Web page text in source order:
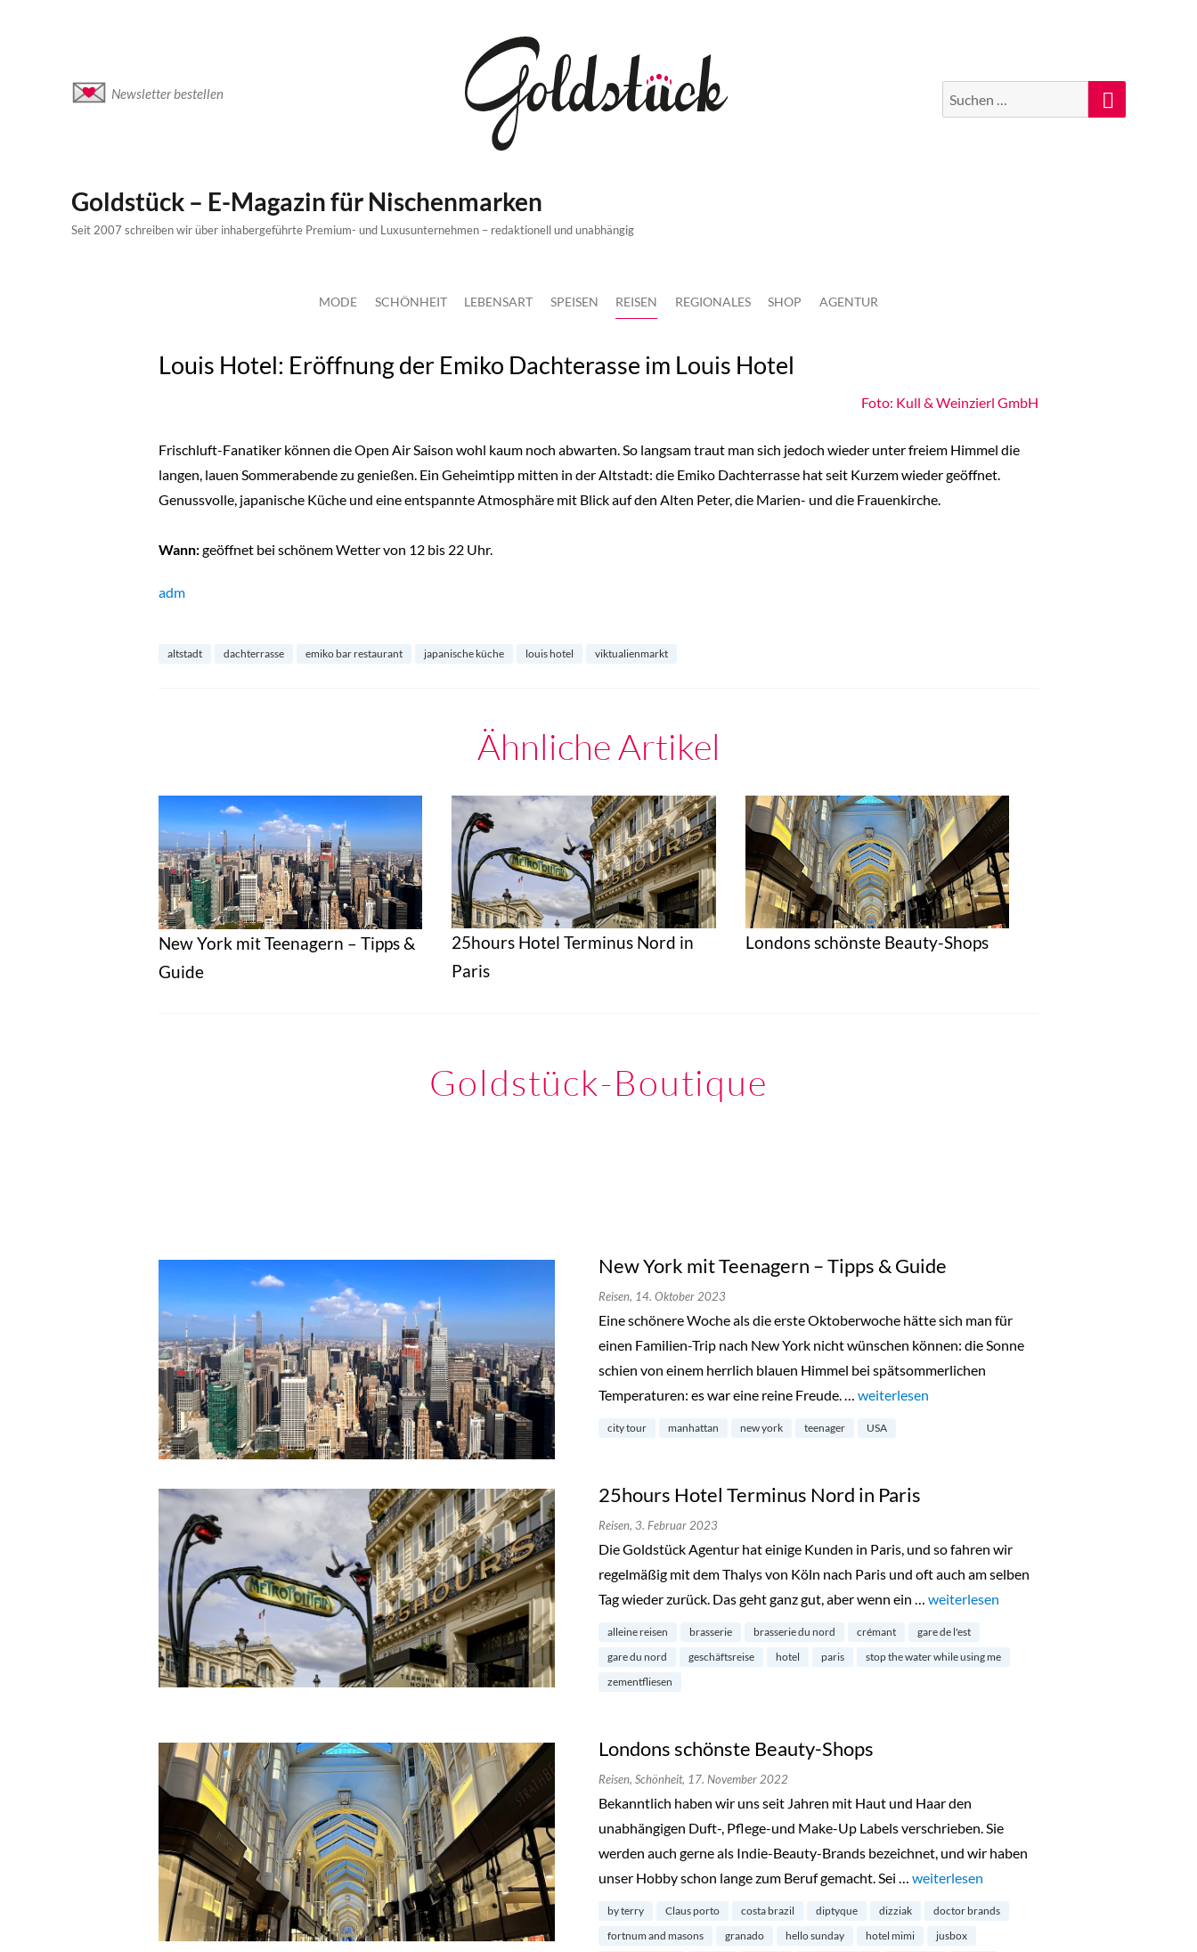
Newsletter bestellen
Suche
nach:
Suchen
Goldstück – E-Magazin für Nischenmarken
Seit 2007 schreiben wir über inhabergeführte Premium- und Luxusunternehmen – redaktionell und unabhängig
MODE SCHÖNHEIT LEBENSART SPEISEN REISEN REGIONALES SHOP AGENTUR
Louis Hotel: Eröffnung der Emiko Dachterasse im Louis Hotel
Foto: Kull & Weinzierl GmbH
Frischluft-Fanatiker können die Open Air Saison wohl kaum noch abwarten. So langsam traut man sich jedoch wieder unter freiem Himmel die
langen, lauen Sommerabende zu genießen. Ein Geheimtipp mitten in der Altstadt: die Emiko Dachterrasse hat seit Kurzem wieder geöffnet.
Genussvolle, japanische Küche und eine entspannte Atmosphäre mit Blick auf den Alten Peter, die Marien- und die Frauenkirche.
Wann:geöffnet bei schönem Wetter von 12 bis 22 Uhr.
adm
altstadt dachterrasse emiko bar restaurant japanische küche louis hotel viktualienmarkt
Ähnliche Artikel
New York mit Teenagern – Tipps &
Guide
25hours Hotel Terminus Nord in
Paris
Londons schönste Beauty-Shops
Goldstück-Boutique
New York mit Teenagern – Tipps & Guide
Reisen, 14. Oktober 2023
Eine schönere Woche als die erste Oktoberwoche hätte sich man für
einen Familien-Trip nach New York nicht wünschen können: die Sonne
schien von einem herrlich blauen Himmel bei spätsommerlichen
Temperaturen: es war eine reine Freude. … „New York mit Teenagern – Tipps & Guide“
weiterlesen
city tour manhattan new york teenager USA
25hours Hotel Terminus Nord in Paris
Reisen, 3. Februar 2023
Die Goldstück Agentur hat einige Kunden in Paris, und so fahren wir
regelmäßig mit dem Thalys von Köln nach Paris und oft auch am selben
Tag wieder zurück. Das geht ganz gut, aber wenn ein … „25hours Hotel Terminus Nord in Paris“
weiterlesen
alleine reisen brasserie brasserie du nord crémant
gare de l'est
gare du nord
geschäftsreise hotel paris
stop the water while using me
zementfliesen
Londons schönste Beauty-Shops
Reisen, Schönheit, 17. November 2022
Bekanntlich haben wir uns seit Jahren mit Haut und Haar den
unabhängigen Duft-, Pflege-und Make-Up Labels verschrieben. Sie
werden auch gerne als Indie-Beauty-Brands bezeichnet, und wir haben
unser Hobby schon lange zum Beruf gemacht. Sei … „Londons schönste Beauty-Shops“
weiterlesen
by terry Claus porto costa brazil diptyque dizziak
doctor brands
fortnum and masons
granado hello sunday hotel mimi
jusbox